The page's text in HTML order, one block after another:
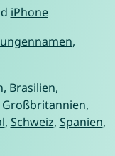
iPhone
,
, Brasilien,
Großbritannien,
, Schweiz, Spanien,